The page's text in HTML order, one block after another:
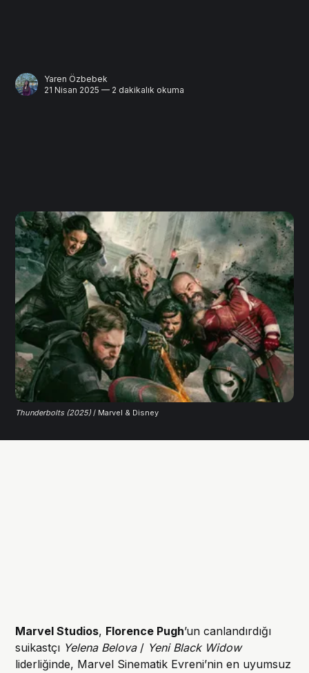
Yaren Özbebek
21 Nisan 2025 — 2 dakikalık okuma
Thunderbolts (2025) / Marvel & Disney
Marvel Studios, Florence Pugh’un canlandırdığı
suikastçı Yelena Belova / Yeni Black Widow
liderliğinde, Marvel Sinematik Evreni’nin en uyumsuz